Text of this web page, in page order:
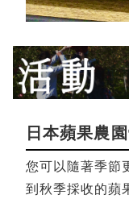
日本蘋果農
您可以隨著季節
到秋季採收的蘋